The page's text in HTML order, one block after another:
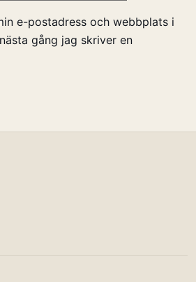
e-postadress och webbplats i
gång jag skriver en